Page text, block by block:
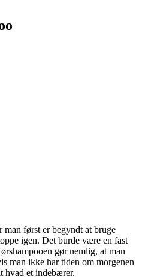
man først er begyndt at bruge
igen. Det burde være en fast
gør nemlig, at man
man ikke har tiden om morgenen
hvad et indebærer.